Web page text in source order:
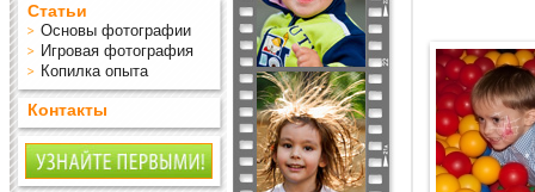
Статьи
Основы фотографии
Игровая фотография
Копилка опыта
Контакты